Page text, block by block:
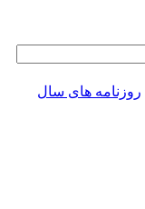
روزنامه های سال